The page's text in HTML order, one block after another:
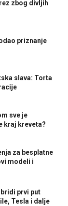
zbog divljih
priznanje
slava: Torta
sve je
kraj kreveta?
za besplatne
modeli i
prvi put
Tesla i dalje